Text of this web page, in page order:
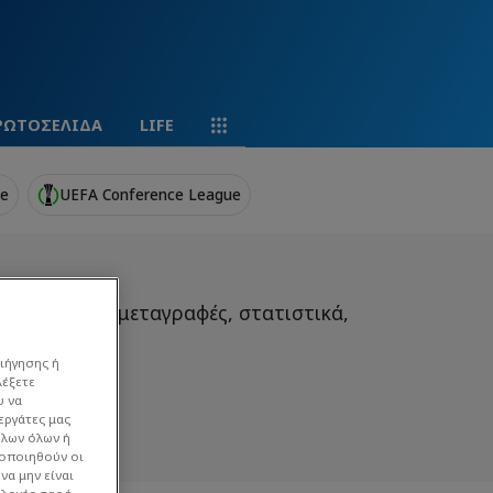
LIFE
UEFA Conference League
Ρόστερ, μεταγραφές, στατιστικά,
ή
να
μας
όλων ή
οι
μην είναι